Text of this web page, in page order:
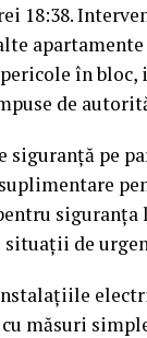
18:38.
apartamente
în
de
siguranță pe
de
măsuri